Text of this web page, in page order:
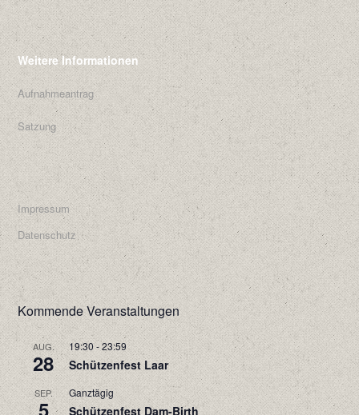
Weitere Informationen
Aufnahmeantrag
Satzung
Impressum
Datenschutz
Kommende Veranstaltungen
AUG.
28
19:30-23:59
Schützenfest Laar
SEP.
5
Ganztägig
Schützenfest Dam-Birth